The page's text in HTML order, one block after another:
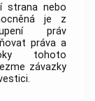
strana nebo
je z
práv
práva a
tohoto
závazky